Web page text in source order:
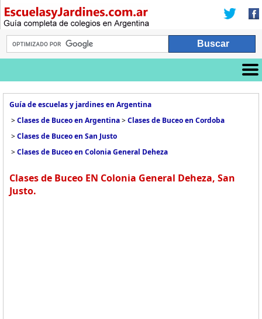
Guía de escuelas y jardines en Argentina
>Clases de Buceo en Argentina>Clases de Buceo en Cordoba
>Clases de Buceo en San Justo
>Clases de Buceo en Colonia General Deheza
Clases de Buceo EN Colonia General Deheza, San
Justo.